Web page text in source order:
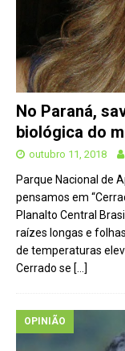
No Paraná,
biológica do
outubro 11, 2018
Parque Nacional de
pensamos em
Planalto Central
raízes longas e
de temperaturas
Cerrado se […]
OPINIÃO